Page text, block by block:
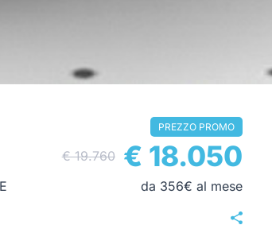
PREZZO PROMO
€ 19.760 € 18.050
da 356€ al mese